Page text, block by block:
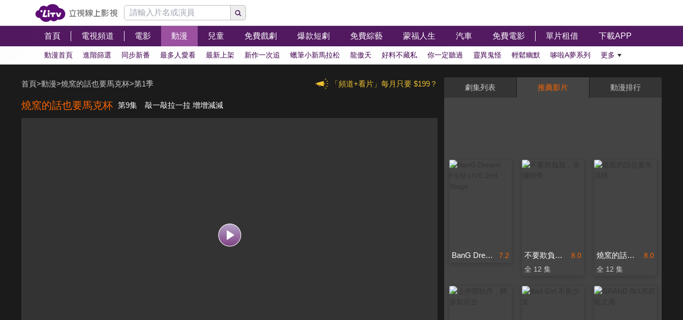
首頁 電視頻道 電影 動漫 兒童 免費戲劇 爆款短劇 免費綜藝 蒙福人生 汽車 免費電影 單片租借 下載APP
動漫首頁 進階篩選 同步新番 最多人愛看 最新上架 新作一次追 蠟筆小新馬拉松 龍傲天 好料不藏私 你一定聽過 靈異鬼怪 輕鬆幽默 哆啦A夢系列 更多
「頻道+看片」每月只要 $199？
首頁>動漫>燒窯的話也要馬克杯>第1季
燒窯的話也要馬克杯 第9集 敲一敲拉一拉 增增減減
劇集列表 推薦影片 動漫排行
7.2
BanG Dream! FILM LIVE 2nd Stage 8.0
不要欺負我，長瀞同學
全 12 集
8.0
燒窯的話也要馬克杯
全 12 集